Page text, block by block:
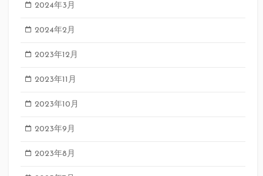
2024年3月
2024年2月
2023年12月
2023年11月
2023年10月
2023年9月
2023年8月